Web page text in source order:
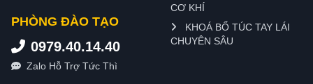
PHÒNG ĐÀO TẠO
0979.40.14.40
Zalo Hỗ Trợ Tức Thì
CƠ KHÍ
KHOÁ BỔ TÚC TAY LÁI
CHUYÊN SÂU